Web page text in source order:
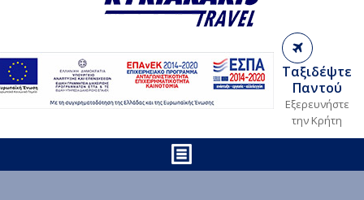
Ταξιδέψτε
Παντού
Εξερευνήστε
την Κρήτη